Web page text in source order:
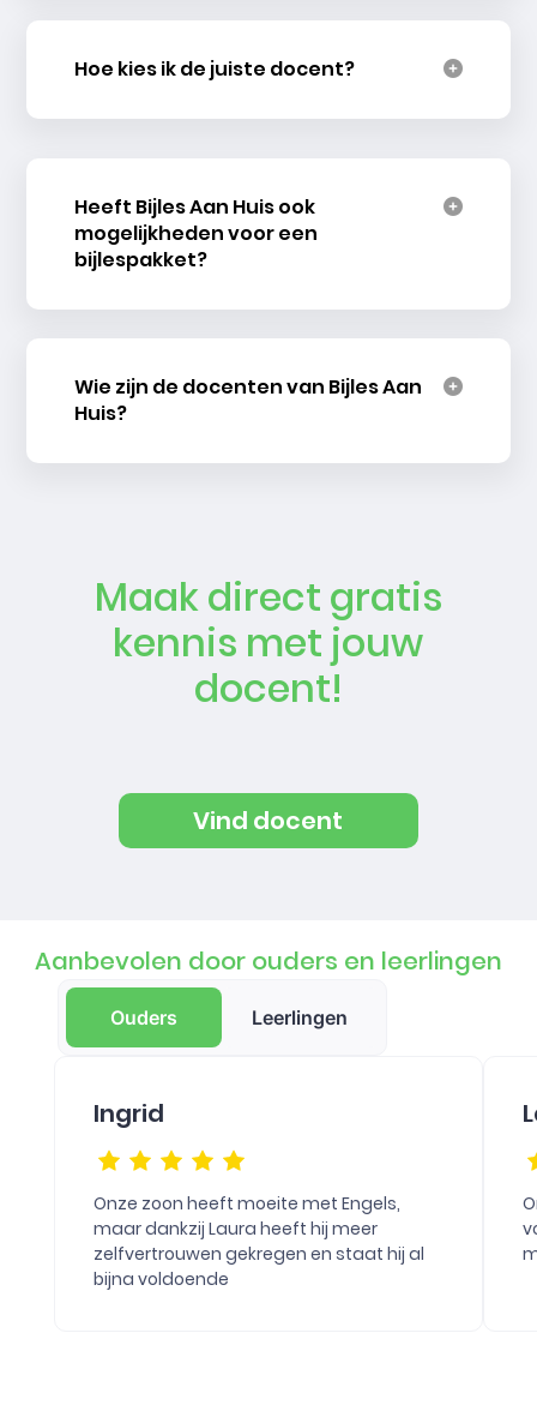
Hoe kies ik de juiste docent?
Heeft Bijles Aan Huis ook
mogelijkheden voor een
bijlespakket?
Wie zijn de docenten van Bijles Aan
Huis?
Maak direct gratis
kennis met jouw
docent!
Vind docent
Aanbevolen door ouders en leerlingen
Ouders Leerlingen
Ingrid
Onze zoon heeft moeite met Engels,
maar dankzij Laura heeft hij meer
zelfvertrouwen gekregen en staat hij al
bijna voldoende